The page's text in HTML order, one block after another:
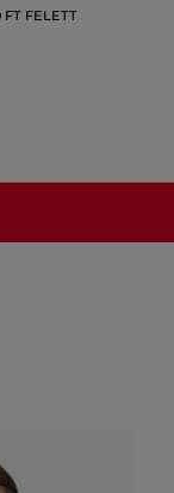
FT FELETT